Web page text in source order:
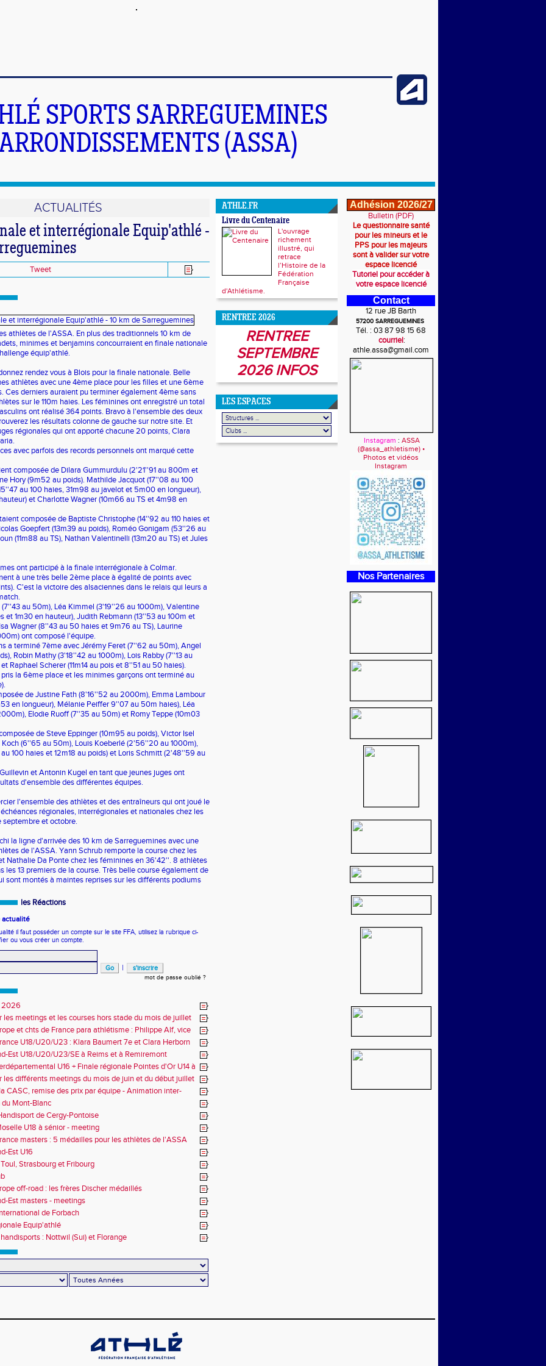
SPORTS SARREGUEMINES
(ASSA)
ACTUALITÉS
et interrégionale Equip'athlé -
Tweet
athlètes de l'ASSA. En plus des traditionnels 10 km de
minimes et benjamins concourraient en finale nationale
équip'athlé.
rendez vous à Blois pour la finale nationale. Belle
athlètes avec une 4ème place pour les filles et une 6ème
Ces derniers auraient pu terminer également 4ème sans
sur le 110m haies. Les féminines ont enregistré un total
ont réalisé 364 points. Bravo à l'ensemble des deux
les résultats colonne de gauche sur notre site. Et
régionales qui ont apporté chacune 20 points, Clara
avec parfois des records personnels ont marqué cette
composée de Dilara Gummurdulu (2'21''91 au 800m et
Hory (9m52 au poids). Mathilde Jacquot (17''08 au 100
au 100 haies, 31m98 au javelot et 5m00 en longueur),
et Charlotte Wagner (10m66 au TS et 4m98 en
composée de Baptiste Christophe (14''92 au 110 haies et
Goepfert (13m39 au poids), Roméo Gonigam (53''26 au
(11m88 au TS), Nathan Valentinelli (13m20 au TS) et Jules
ont participé à la finale interrégionale à Colmar.
à une très belle 2ème place à égalité de points avec
C'est la victoire des alsaciennes dans le relais qui leurs a
au 50m), Léa Kimmel (3'19''26 au 1000m), Valentine
et 1m30 en hauteur), Judith Rebmann (13''53 au 100m et
Wagner (8''43 au 50 haies et 9m76 au TS), Laurine
ont composé l'équipe.
a terminé 7ème avec Jérémy Feret (7''62 au 50m), Angel
Robin Mathy (3'18''42 au 1000m), Lois Rabby (7''13 au
Raphael Scherer (11m14 au pois et 8''51 au 50 haies).
la 6ème place et les minimes garçons ont terminé au
de Justine Fath (8'16''52 au 2000m), Emma Lambour
en longueur), Mélanie Peiffer 9''07 au 50m haies), Léa
Elodie Ruoff (7''35 au 50m) et Romy Teppe (10m03
de Steve Eppinger (10m95 au poids), Victor Isel
Koch (6''65 au 50m), Louis Koeberlé (2'56''20 au 1000m),
100 haies et 12m18 au poids) et Loris Schmitt (2'48''59 au
et Antonin Kugel en tant que jeunes juges ont
d'ensemble des différentes équipes.
l'ensemble des athlètes et des entraîneurs qui ont joué le
régionales, interrégionales et nationales chez les
septembre et octobre.
la ligne d'arrivée des 10 km de Sarreguemines avec une
de l'ASSA. Yann Schrub remporte la course chez les
Nathalie Da Ponte chez les féminines en 36'42''. 8 athlètes
les 13 premiers de la course. Très belle course également de
sont montés à maintes reprises sur les différents podiums
les Réactions
actualité
il faut posséder un compte sur le site FFA, utilisez la rubrique ci-
ou vous créer un compte.
|
mot de passe oublié ?
2026
les meetings et les courses hors stade du mois de juillet
et chts de France para athlétisme : Philippe Alf, vice
et multiples médaillés aux France
U18/U20/U23 : Klara Baumert 7e et Clara Herborn
Est U18/U20/U23/SE à Reims et à Remiremont
U16 + Finale régionale Pointes d'Or U14 à
les différents meetings du mois de juin et du début juillet
CASC, remise des prix par équipe - Animation inter-
Mont-Blanc
de Cergy-Pontoise
U18 à sénior - meeting
masters : 5 médailles pour les athlètes de l'ASSA
Est U16
Strasbourg et Fribourg
off-road : les frères Discher médaillés
Est masters - meetings
de Forbach
Equip'athlé
: Nottwil (Sui) et Florange
ATHLE.FR
Livre du Centenaire
L'ouvrage
richement
illustré, qui
retrace
l’Histoire de la
Fédération
Française
d'Athlétisme.
RENTREE 2026
RENTREE
SEPTEMBRE
2026 INFOS
LES ESPACES
Adhésion 2026/27
Bulletin (PDF)
Le questionnaire santé
pour les mineurs et le
PPS pour les majeurs
sont à valider sur votre
espace licencié
Tutoriel pour accéder à
votre espace licencié
Contact
12 rue JB Barth
57200 SARREGUEMINES
Tél. : 03 87 98 15 68
courriel:
athle.assa@gmail.com
Instagram : ASSA
(@assa_athletisme) •
Photos et vidéos
Instagram
Nos Partenaires